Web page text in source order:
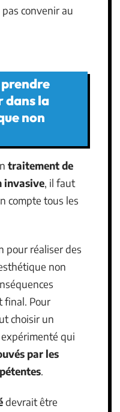
convenir au
dans la
non
traitement de
invasive, il faut
compte tous les
pour réaliser des
non
final. Pour
choisir un
qui
par les
.
devrait être